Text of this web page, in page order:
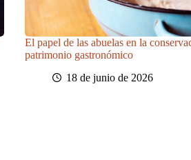
El papel de las abuelas en la
patrimonio gastronómico
18 de junio de 2026